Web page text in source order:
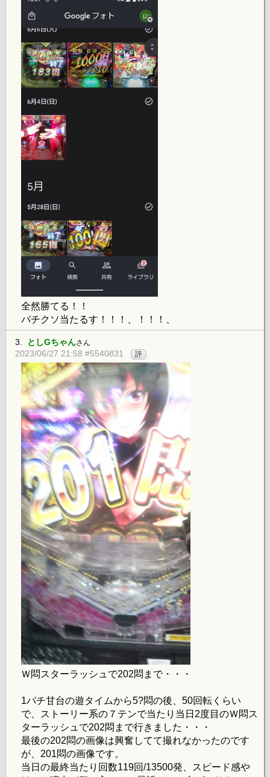
全然勝てる！！
バチクソ当たるす！！！、！！！、
3. としGちゃんさん
2023/06/27 21:58 #5540831 評
Ｗ悶スターラッシュで202悶まで・・・
1パチ甘台の遊タイムから5?悶の後、50回転くらい
で、ストーリー系の７テンで当たり当日2度目のＷ悶ス
ターラッシュで202悶まで行きました・・・
最後の202悶の画像は興奮してて撮れなかったのです
が、201悶の画像です。
当日の最終当たり回数119回/13500発、スピード感や